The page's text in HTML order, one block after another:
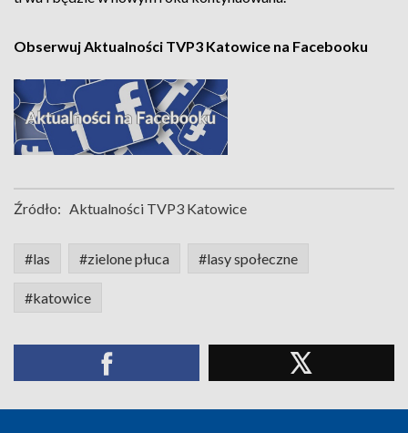
Obserwuj Aktualności TVP3 Katowice na Facebooku
Źródło: Aktualności TVP3 Katowice
#las #zielone płuca #lasy społeczne
#katowice